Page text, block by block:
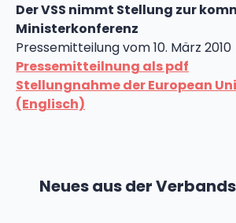
Der VSS nimmt Stellung zur
Ministerkonferenz
Pressemitteilung vom 10. März 2010
Pressemitteilnung als pdf
Stellungnahme der European
(Englisch)
Neues aus der